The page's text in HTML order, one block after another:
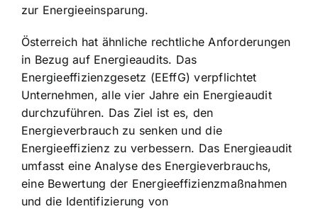
zur Energieeinsparung.
Österreich hat ähnliche rechtliche Anforderungen
in Bezug auf Energieaudits. Das
Energieeffizienzgesetz (EEffG) verpflichtet
Unternehmen, alle vier Jahre ein Energieaudit
durchzuführen. Das Ziel ist es, den
Energieverbrauch zu senken und die
Energieeffizienz zu verbessern. Das Energieaudit
umfasst eine Analyse des Energieverbrauchs,
eine Bewertung der Energieeffizienzmaßnahmen
und die Identifizierung von